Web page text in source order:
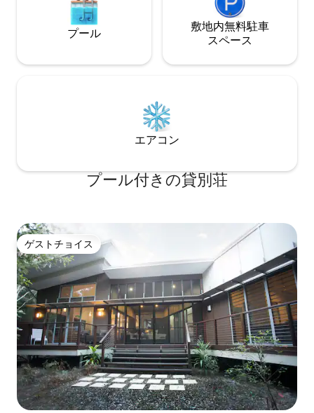
ーを提供したいと思っており、滞在中は
Airbnbまたは電話で連絡を取ることがで
からの眺め、ヌーサ国立公園への多くの
メインストリートとヘイスティングスス
トリートのブティックは車ですぐの場所
分 ショップまで徒歩5分 Googleマップア
したセルフチェックインとチェックアウ
ならないはずです。 ご滞在中にこれを希
望されない場合は、お知らせください。
冬の滞在-薪は在庫状況により提供され、
保証されません。家には冷暖房が完備さ
れています。 リネンとベッドは合計ゲス
ト数に応じて用意されますので、予約時
にゲスト数をお知らせください
プール
敷地内無料駐⁠車
ス⁠ペ⁠ー⁠ス
エアコン
プール付きの貸別荘
ゲストチョイス
ゲストチョイス